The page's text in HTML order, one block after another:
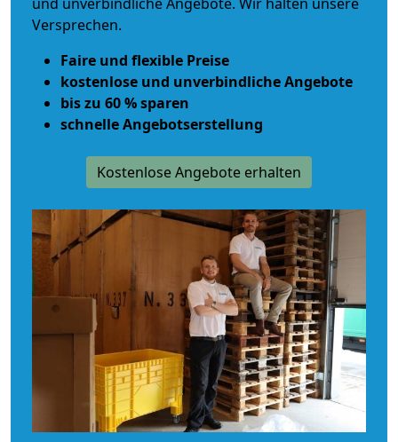
Versprechen.
Faire und flexible Preise
kostenlose und unverbindliche Angebote
bis zu 60 % sparen
schnelle Angebotserstellung
Kostenlose Angebote erhalten